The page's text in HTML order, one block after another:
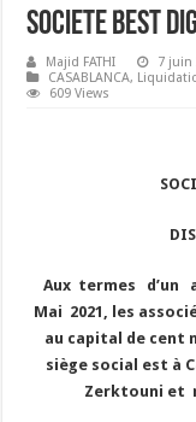
SOCIETE BEST
Majid FATHI
7 juin
CASABLANCA,
609 Views
Aux termes d’un
Mai 2021, les
au capital de cent
siège social est à
Zerktouni et